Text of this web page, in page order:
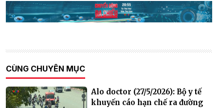
CÙNG CHUYÊN MỤC
Alo doctor (27/5/2026): Bộ y tế
khuyến cáo hạn chế ra đường